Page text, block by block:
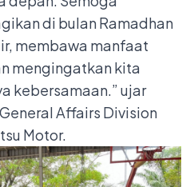
di bulan Ramadhan
membawa manfaat
mengingatkan kita
kebersamaan.” ujar
Affairs Division
Motor.